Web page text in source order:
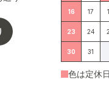
16 17
23 24
30 31
色は定休